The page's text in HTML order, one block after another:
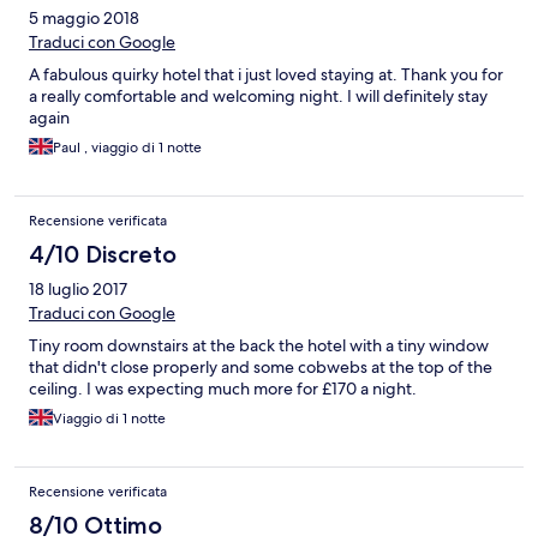
5 maggio 2018
Traduci con Google
A fabulous quirky hotel that i just loved staying at. Thank you for
a really comfortable and welcoming night. I will definitely stay
again
Paul , viaggio di 1 notte
Recensione verificata
4/10 Discreto
18 luglio 2017
Traduci con Google
Tiny room downstairs at the back the hotel with a tiny window
that didn't close properly and some cobwebs at the top of the
ceiling. I was expecting much more for £170 a night.
Viaggio di 1 notte
Recensione verificata
8/10 Ottimo